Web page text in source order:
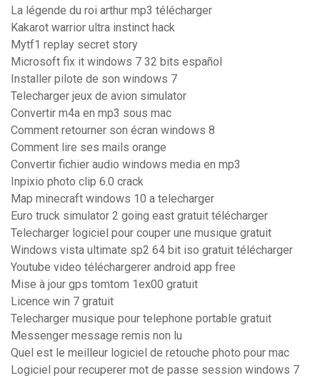
La légende du roi arthur mp3 télécharger
Kakarot warrior ultra instinct hack
Mytf1 replay secret story
Microsoft fix it windows 7 32 bits español
Installer pilote de son windows 7
Telecharger jeux de avion simulator
Convertir m4a en mp3 sous mac
Comment retourner son écran windows 8
Comment lire ses mails orange
Convertir fichier audio windows media en mp3
Inpixio photo clip 6.0 crack
Map minecraft windows 10 a telecharger
Euro truck simulator 2 going east gratuit télécharger
Telecharger logiciel pour couper une musique gratuit
Windows vista ultimate sp2 64 bit iso gratuit télécharger
Youtube video téléchargerer android app free
Mise à jour gps tomtom 1ex00 gratuit
Licence win 7 gratuit
Telecharger musique pour telephone portable gratuit
Messenger message remis non lu
Quel est le meilleur logiciel de retouche photo pour mac
Logiciel pour recuperer mot de passe session windows 7